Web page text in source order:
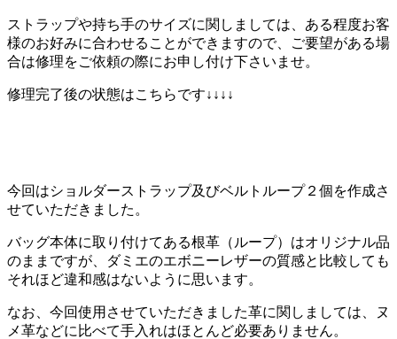
ストラップや持ち手のサイズに関しましては、ある程度お客
様のお好みに合わせることができますので、ご要望がある場
合は修理をご依頼の際にお申し付け下さいませ。
修理完了後の状態はこちらです↓↓↓↓
今回はショルダーストラップ及びベルトループ２個を作成さ
せていただきました。
バッグ本体に取り付けてある根革（ループ）はオリジナル品
のままですが、ダミエのエボニーレザーの質感と比較しても
それほど違和感はないように思います。
なお、今回使用させていただきました革に関しましては、ヌ
メ革などに比べて手入れはほとんど必要ありません。